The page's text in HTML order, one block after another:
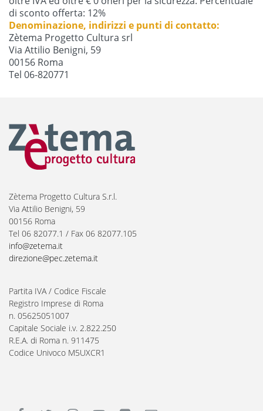
di sconto offerta: 12%
Denominazione, indirizzi e punti di contatto:
Zètema Progetto Cultura srl
Via Attilio Benigni, 59
00156 Roma
Tel 06-820771
Zètema Progetto Cultura S.r.l.
Via Attilio Benigni, 59
00156 Roma
Tel 06 82077.1 / Fax 06 82077.105
info@zetema.it
direzione@pec.zetema.it
Partita IVA / Codice Fiscale
Registro Imprese di Roma
n. 05625051007
Capitale Sociale i.v. 2.822.250
R.E.A. di Roma n. 911475
Codice Univoco M5UXCR1